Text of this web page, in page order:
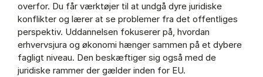
overfor. Du får værktøjer til at undgå dyre juridiske
konflikter og lærer at se problemer fra det offentliges
perspektiv. Uddannelsen fokuserer på, hvordan
erhvervsjura og økonomi hænger sammen på et dybere
fagligt niveau. Den beskæftiger sig også med de
juridiske rammer der gælder inden for EU.